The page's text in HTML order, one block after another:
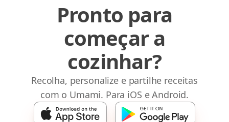
Pronto para
começar a
cozinhar?
Recolha, personalize e partilhe receitas
com o Umami. Para iOS e Android.